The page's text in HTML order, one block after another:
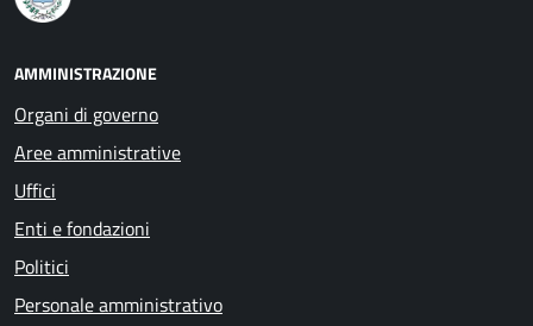
AMMINISTRAZIONE
Organi di governo
Aree amministrative
Uffici
Enti e fondazioni
Politici
Personale amministrativo